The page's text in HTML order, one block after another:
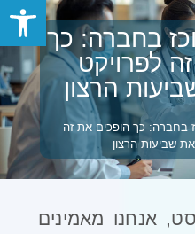
פתח
בחברה: כך
לפרויקט
הרצון
בחברה: כך הופכים את זה
שביעות הרצון
אנחנו מאמינים